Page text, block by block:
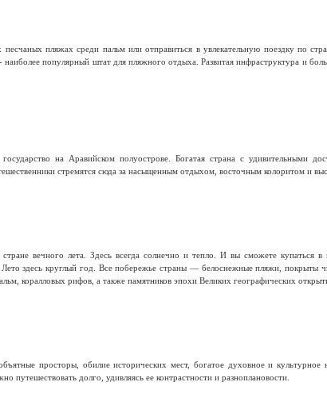
пляжах среди пальм или отправиться в увлекательную поездку по
популярный штат для пляжного отдыха. Развитая инфраструктура и
на Аравийском полуострове. Богатая страна с удивительными
стремятся сюда за насыщенным отдыхом, восточным колоритом и
вечного лета. Здесь всегда солнечно и тепло. И вы сможете купаться
Лето здесь круглый год. Все побережье страны — белоснежные пляжи, покрыты
коралловых рифов, а также памятников эпохи Великих географических
просторы, обилие исторических мест, богатое духовное и
долго, удивляясь ее контрастности и разноплановости.